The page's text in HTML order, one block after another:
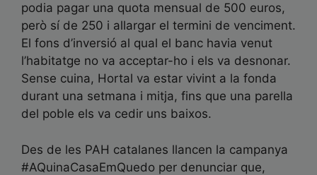
podia pagar una quota mensual de 500 euros,
però sí de 250 i allargar el termini de venciment.
El fons d’inversió al qual el banc havia venut
l’habitatge no va acceptar-ho i els va desnonar.
Sense cuina, Hortal va estar vivint a la fonda
durant una setmana i mitja, fins que una parella
del poble els va cedir uns baixos.
Des de les PAH catalanes llancen la campanya
#AQuinaCasaEmQuedo per denunciar que,